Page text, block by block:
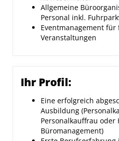
Allgemeine
Personal inkl.
Eventmanagement
Veranstaltungen
Ihr Profil:
Eine erfolgreich
Ausbildung
Personalkauffrau
Büromanagement)